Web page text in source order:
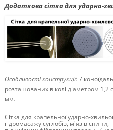
Додаткова сітка для ударно-
Особливості конструкції:7
розташованих в колі діаметром 1,2
мм.
Сітка для крапельної ударно-
гідромасажу суглобів, м'язів спини,